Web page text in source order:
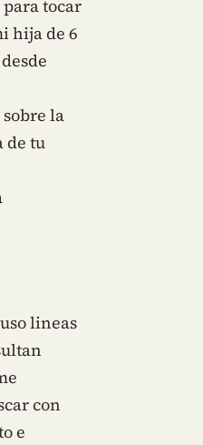
tocar
hija de 6
la
de tu
lineas
con
e